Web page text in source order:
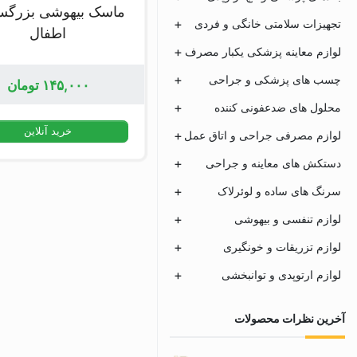
تجهیزات سلامتی خانگی و فردی
لوازم معاینه پزشکی یکبار مصرف
چسب های پزشکی و جراحی
محلول های ضدعفونی کننده
لوازم مصرفی جراحی و اتاق عمل
دستکش های معاینه و جراحی
سرنگ های ساده و لوئرلاک
لوازم تنفسی و بیهوشی
لوازم تزریقات و خونگیری
لوازم ارتوپدی و توانبخشی
آخرین نظرات محصولات
ماسک بیهوشی
اطفال
۱۴۵,۰۰۰ تومان
خرید آنلاین